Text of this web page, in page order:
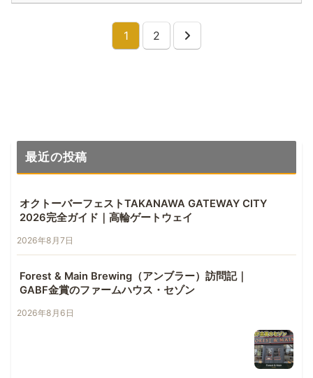
1 2
次
最近の投稿
オクトーバーフェストTAKANAWA GATEWAY CITY
2026完全ガイド｜高輪ゲートウェイ
2026年8月7日
Forest & Main Brewing（アンブラー）訪問記｜
GABF金賞のファームハウス・セゾン
2026年8月6日